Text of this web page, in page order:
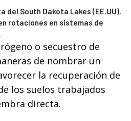
del South Dakota Lakes (EE.UU),
rotaciones en sistemas de
o secuestro de
de nombrar un
la recuperación de
los suelos trabajados
directa.